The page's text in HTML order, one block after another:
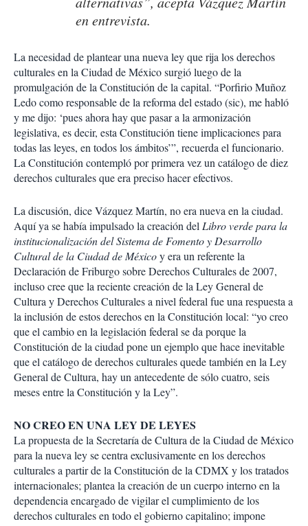
en entrevista.
La necesidad de plantear una nueva ley que rija los derechos
culturales en la Ciudad de México surgió luego de la
promulgación de la Constitución de la capital. “Porfirio Muñoz
Ledo como responsable de la reforma del estado (sic), me habló
y me dijo: ‘pues ahora hay que pasar a la armonización
legislativa, es decir, esta Constitución tiene implicaciones para
todas las leyes, en todos los ámbitos’”, recuerda el funcionario.
La Constitución contempló por primera vez un catálogo de diez
derechos culturales que era preciso hacer efectivos.
La discusión, dice Vázquez Martín, no era nueva en la ciudad.
Aquí ya se había impulsado la creación delLibro verde para la
institucionalización del Sistema de Fomento y Desarrollo
Cultural de la Ciudad de Méxicoy era un referente la
Declaración de Friburgo sobre Derechos Culturales de 2007,
incluso cree que la reciente creación de la Ley General de
Cultura y Derechos Culturales a nivel federal fue una respuesta a
la inclusión de estos derechos en la Constitución local: “yo creo
que el cambio en la legislación federal se da porque la
Constitución de la ciudad pone un ejemplo que hace inevitable
que el catálogo de derechos culturales quede también en la Ley
General de Cultura, hay un antecedente de sólo cuatro, seis
meses entre la Constitución y la Ley”.
NO CREO EN UNA LEY DE LEYES
La propuesta de la Secretaría de Cultura de la Ciudad de México
para la nueva ley se centra exclusivamente en los derechos
culturales a partir de la Constitución de la CDMX y los tratados
internacionales; plantea la creación de un cuerpo interno en la
dependencia encargado de vigilar el cumplimiento de los
derechos culturales en todo el gobierno capitalino; impone